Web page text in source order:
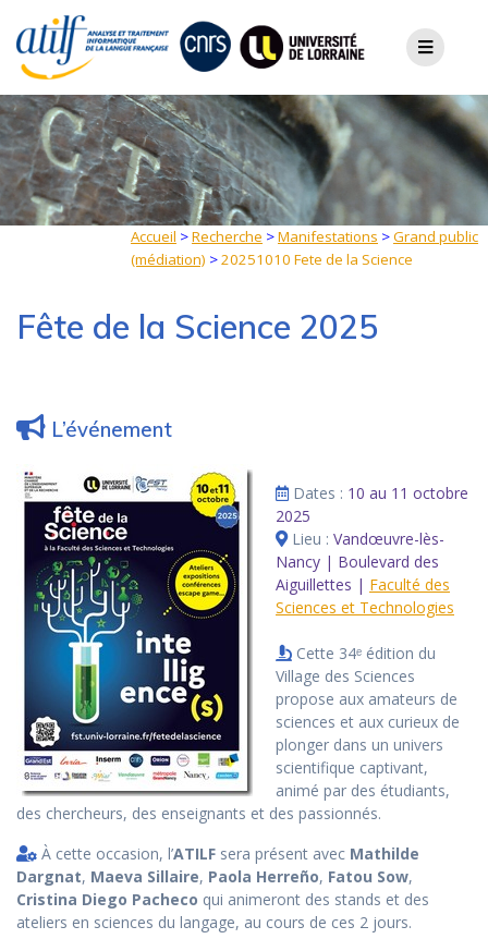
content
Accueil >Recherche >Manifestations >Grand public
(médiation) >20251010 Fete de la Science
Fête de la Science 2025
L’événement
Dates : 10 au 11 octobre
2025
Lieu : Vandœuvre-lès-
Nancy | Boulevard des
Aiguillettes | Faculté des
Sciences et Technologies
Cette 34ᵉ édition du
Village des Sciences
propose aux amateurs de
sciences et aux curieux de
plonger dans un univers
scientifique captivant,
animé par des étudiants,
des chercheurs, des enseignants et des passionnés.
À cette occasion, l’ATILF sera présent avec Mathilde
Dargnat, Maeva Sillaire, Paola Herreño, Fatou Sow,
Cristina Diego Pacheco qui animeront des stands et des
ateliers en sciences du langage, au cours de ces 2 jours.